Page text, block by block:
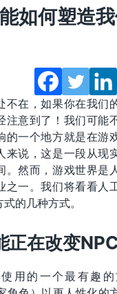
如何塑造
不在，如果你在我们
注意到了！我们可能
的一个地方就是在游
来说，这是一段从现
。然而，游戏世界是
之一。我们将看看人
的几种方式。
正在改变
用的一个最有趣